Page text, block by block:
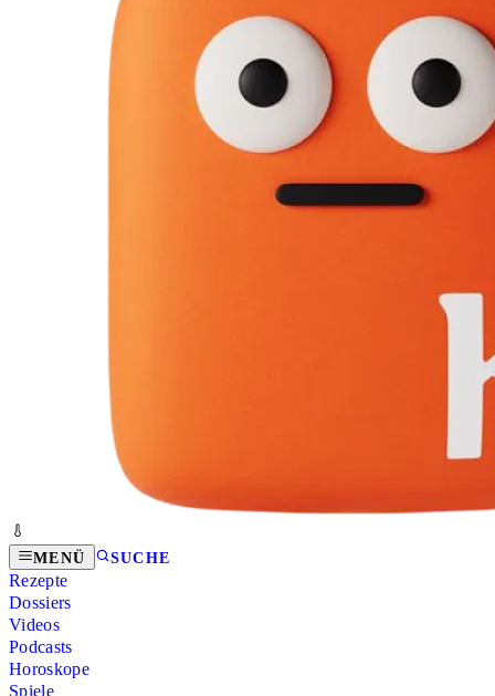
MENÜ SUCHE
Rezepte
Dossiers
Videos
Podcasts
Horoskope
Spiele